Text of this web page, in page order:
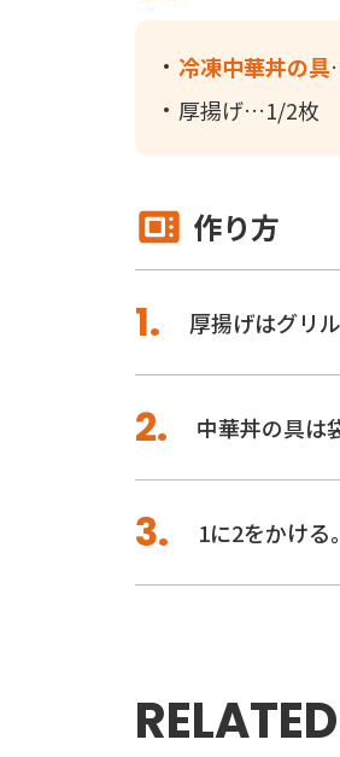
冷凍中華丼の具
厚揚げ
1/2枚
作り方
厚揚げはグリ
中華丼の具は
1に2をかける。